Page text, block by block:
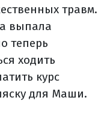
травм.
выпала
теперь
ходить
курс
для Маши.